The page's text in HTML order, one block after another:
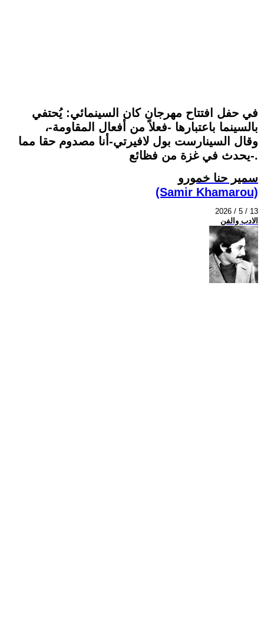
في حفل افتتاح مهرجان كان السينمائي: يُحتفي
بالسينما باعتبارها -فعلاً من أفعال المقاومة-،
وقال السينارست بول لافيرتي-أنا مصدوم حقا مما
يحدث في غزة من فظائع-.
سمير حنا خمورو
(Samir Khamarou)
2026 / 5 / 13
الادب والفن